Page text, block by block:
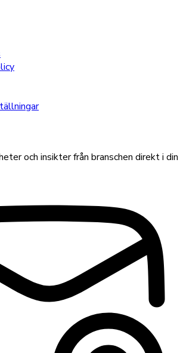
och insikter från branschen direkt i din